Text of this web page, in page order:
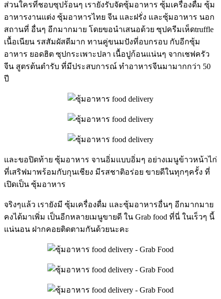
ส่วนใครที่ชอบซุปร้อนๆ เรายังรับจัดซุ้มอาหาร ซุ้มเครื่องดื่ม ซุ้ม
อาหารงานแต่ง ซุ้มอาหารไทย จีน และฝรั่ง และซุ้มอาหาร นอก
สถานที่ อื่นๆ อีกมากมาย โดยขอนำเสนอด้วย ซุปครีมเห็ดtruffle
เนื้อเนียน รสสัมผัสดีมาก ทานคู่ขนมปังที่อบกรอบ กับอีกซุ้ม
อาหาร ยอดฮิต ซุปกระเพาะปลา เนื้อปูก้อนแน่นๆ จากเชฟครัว
จีน สูตรต้นตำรับ ที่มีประสบการณ์ ทำอาหารจีนมามากกว่า 50
ปี
และขอปิดท้าย ซุ้มอาหาร จานอิ่มแบบอิ่มๆ อย่างเมนูข้าวหน้าไก่
ที่เสริฟมาพร้อมกับกุนเชียง มีรสชาติอร่อย ขายดีในทุกๆครั้ง ที่
เปิดเป็น ซุ้มอาหาร
จริงๆแล้ว เรายังมี ซุ้มเครื่องดื่ม และซุ้มอาหารอื่นๆ อีกมากมาย
คงได้มาเพิ่ม เป็นอีกหลายเมนูขายดี ใน Grab food ที่นี่ ในเร็วๆ นี้
แน่นอน ฝากคอยติดตามกันด้วยนะคะ